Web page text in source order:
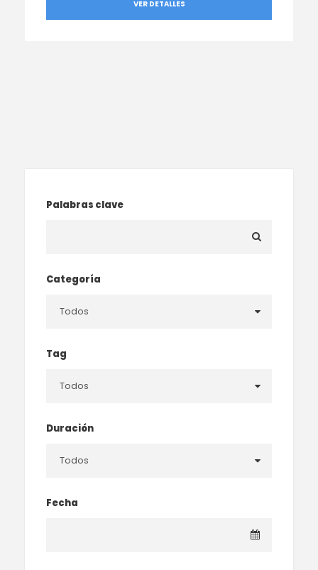
VER DETALLES
Palabras clave
Categoría
Tag
Duración
Fecha